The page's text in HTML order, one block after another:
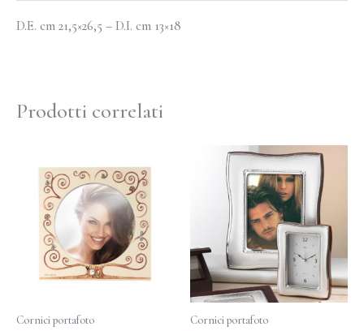
D.E. cm 21,5×26,5 – D.I. cm 13×18
Prodotti correlati
Cornici portafoto Cornici portafoto